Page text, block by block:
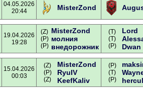
04.05.2026
20:44
MisterZond
19.04.2026
19:28
(Z)
(P)
(P)
MisterZond
молния
внедорожник
(T)
(T)
(P)
Lord
Dwan
15.04.2026
00:03
(Z)
(P)
(Z)
MisterZond
RyuIV
KeefKaliv
(P)
(T)
(P)